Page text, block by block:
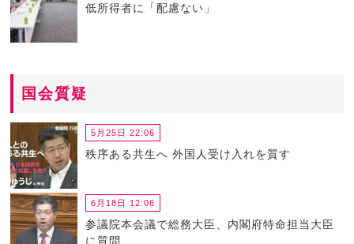
低所得者に「配慮ない」
国会質疑
5月25日 22:06
秩序ある共生へ 外国人受け入れを質す
6月18日 12:06
参議院本会議で総務大臣、内閣府特命担当大臣
に質問